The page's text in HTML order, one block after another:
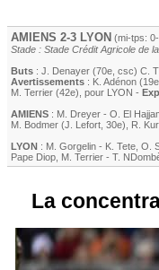
AMIENS 2-3 LYON (mi-tps:
Stade : Stade Crédit Agricole de
Buts : J. Denayer (70e, csc) C.
Avertissements : K. Adénon
M. Terrier (42e) , pour LYON -
AMIENS : M. Dreyer - O. El
M. Bodmer (J. Lefort , 30e) R.
LYON : M. Gorgelin - K. Tete O.
Pape Diop M. Terrier - T.
La